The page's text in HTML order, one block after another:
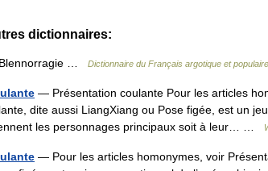
dictionnaires:
… Dictionnaire du Français argotique et populaire
— Présentation coulante Pour les articles
dite aussi LiangXiang ou Pose figée, est un
les personnages principaux soit à leur… …
— Pour les articles homonymes, voir